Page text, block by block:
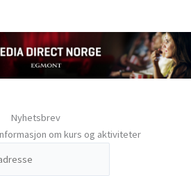
Nyhetsbrev
om kurs og aktiviteter